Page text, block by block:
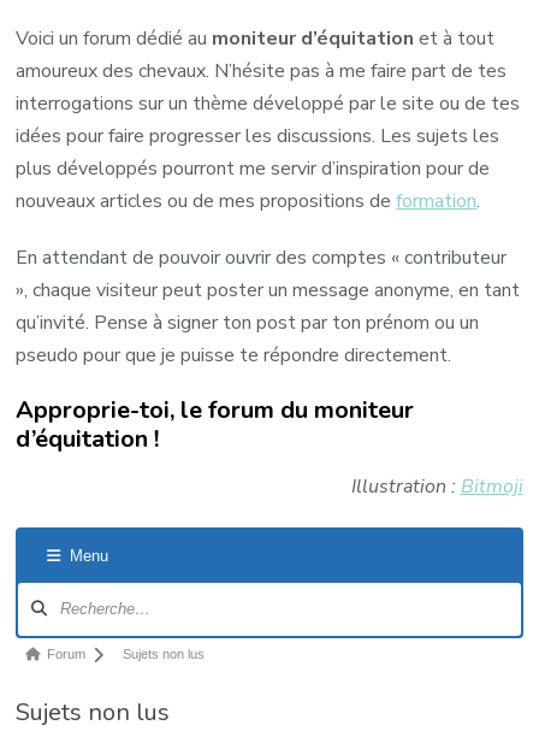
Voici un forum dédié au moniteur d’équitation et à tout
amoureux des chevaux. N’hésite pas à me faire part de tes
interrogations sur un thème développé par le site ou de tes
idées pour faire progresser les discussions. Les sujets les
plus développés pourront me servir d’inspiration pour de
nouveaux articles ou de mes propositions deformation.
En attendant de pouvoir ouvrir des comptes « contributeur
», chaque visiteur peut poster un message anonyme, en tant
qu’invité. Pense à signer ton post par ton prénom ou un
pseudo pour que je puisse te répondre directement.
Approprie-toi, le forum du moniteur
d’équitation !
Illustration : Bitmoji
Menu
forum
Fil
du
Forum Sujets non lus
Sujets non lus